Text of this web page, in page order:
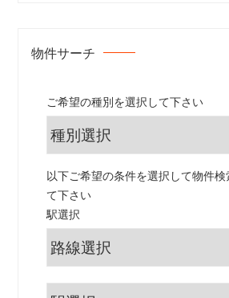
物件サーチ
ご希望の種別を選択して下さい
以下ご希望の条件を選択して物件検
て下さい
駅選択